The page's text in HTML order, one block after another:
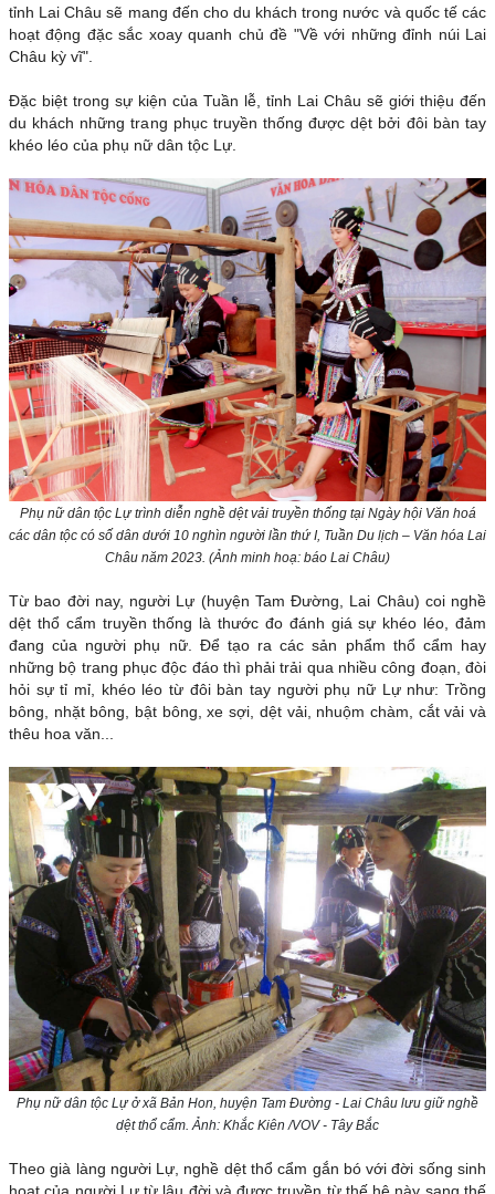
tỉnh Lai Châu sẽ mang đến cho du khách trong nước và quốc tế các
hoạt động đặc sắc xoay quanh chủ đề "Về với những đỉnh núi Lai
Châu kỳ vĩ".
Đặc biệt trong sự kiện của Tuần lễ, tỉnh Lai Châu sẽ giới thiệu đến
du khách những trang phục truyền thống được dệt bởi đôi bàn tay
khéo léo của phụ nữ dân tộc Lự.
Phụ nữ dân tộc Lự trình diễn nghề dệt vải truyền thống tại Ngày hội Văn hoá
các dân tộc có số dân dưới 10 nghìn người lần thứ I, Tuần Du lịch – Văn hóa Lai
Châu năm 2023. (Ảnh minh hoạ: báo Lai Châu)
Từ bao đời nay, người Lự (huyện Tam Đường, Lai Châu) coi nghề
dệt thổ cẩm truyền thống là thước đo đánh giá sự khéo léo, đảm
đang của người phụ nữ. Để tạo ra các sản phẩm thổ cẩm hay
những bộ trang phục độc đáo thì phải trải qua nhiều công đoạn, đòi
hỏi sự tỉ mỉ, khéo léo từ đôi bàn tay người phụ nữ Lự như: Trồng
bông, nhặt bông, bật bông, xe sợi, dệt vải, nhuộm chàm, cắt vải và
thêu hoa văn...
Phụ nữ dân tộc Lự ở xã Bản Hon, huyện Tam Đường - Lai Châu lưu giữ nghề
dệt thổ cẩm. Ảnh: Khắc Kiên /VOV - Tây Bắc
Theo già làng người Lự, nghề dệt thổ cẩm gắn bó với đời sống sinh